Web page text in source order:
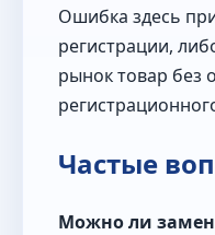
Ошибка здесь
регистрации,
рынок товар без
Частые
Можно ли